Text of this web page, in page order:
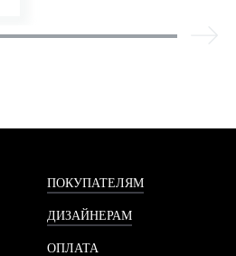
ПОКУПАТЕЛЯМ
ДИЗАЙНЕРАМ
ОПЛАТА